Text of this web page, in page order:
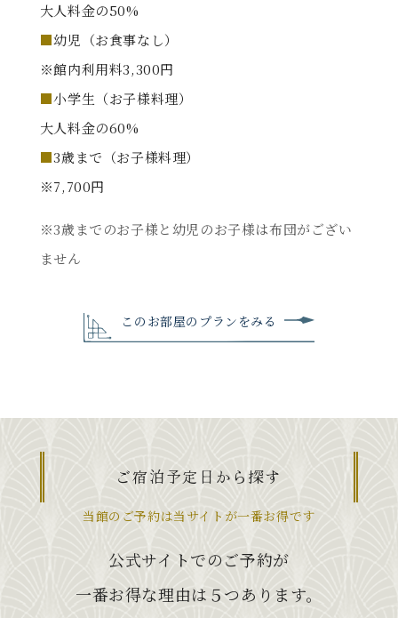
大人料金の50%
幼児（お食事なし）
※館内利用料3,300円
小学生（お子様料理）
大人料金の60%
3歳まで（お子様料理）
※7,700円
※3歳までのお子様と幼児のお子様は布団がござい
ません
このお部屋のプランをみる
ご宿泊予定日から探す
当館のご予約は当サイトが一番お得です
公式サイトでのご予約が
一番お得な理由は５つあります。